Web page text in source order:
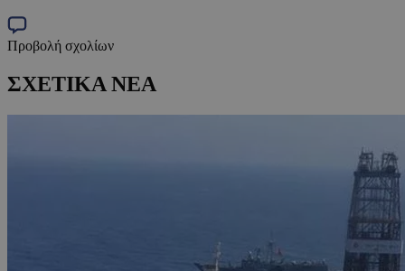
Προβολή σχολίων
ΣΧΕΤΙΚΑ ΝΕΑ